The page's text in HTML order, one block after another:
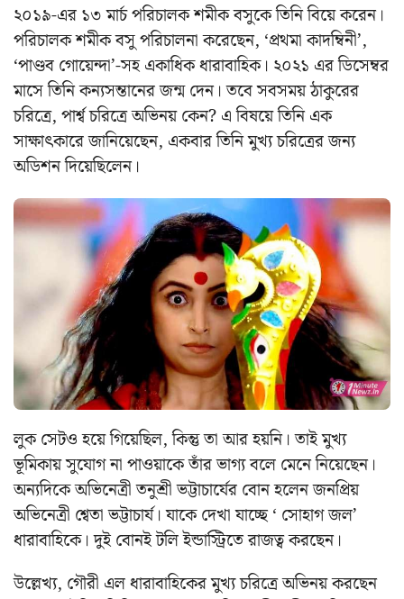
২০১৯-এর ১৩ মার্চ পরিচালক শমীক বসুকে তিনি বিয়ে করেন।
পরিচালক শমীক বসু পরিচালনা করেছেন, ‘প্রথমা কাদম্বিনী’,
‘পাণ্ডব গোয়েন্দা’-সহ একাধিক ধারাবাহিক। ২০২১ এর ডিসেম্বর
মাসে তিনি কন্যসন্তানের জন্ম দেন। তবে সবসময় ঠাকুরের
চরিত্রে, পার্শ্ব চরিত্রে অভিনয় কেন? এ বিষয়ে তিনি এক
সাক্ষাৎকারে জানিয়েছেন, একবার তিনি মুখ্য চরিত্রের জন্য
অডিশন দিয়েছিলেন।
লুক সেটও হয়ে গিয়েছিল, কিন্তু তা আর হয়নি। তাই মুখ্য
ভূমিকায় সুযোগ না পাওয়াকে তাঁর ভাগ্য বলে মেনে নিয়েছেন।
অন্যদিকে অভিনেত্রী তনুশ্রী ভট্টাচার্যের বোন হলেন জনপ্রিয়
অভিনেত্রী শ্বেতা ভট্টাচার্য। যাকে দেখা যাচ্ছে ‘ সোহাগ জল’
ধারাবাহিকে। দুই বোনই টলি ইন্ডাস্ট্রিতে রাজত্ব করছেন।
উল্লেখ্য, গৌরী এল ধারাবাহিকের মুখ্য চরিত্রে অভিনয় করছেন